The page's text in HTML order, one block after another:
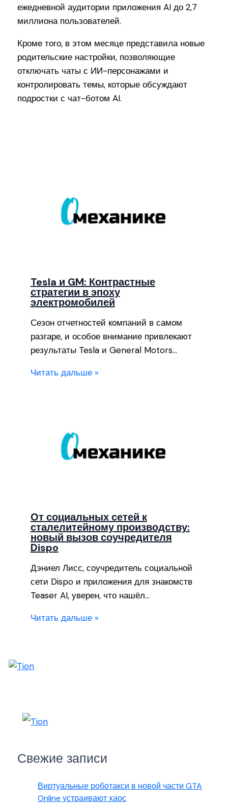
ежедневной аудитории приложения AI до 2,7
миллиона пользователей.
Кроме того, в этом месяце представила новые
родительские настройки, позволяющие
отключать чаты с ИИ-персонажами и
контролировать темы, которые обсуждают
подростки с чат-ботом AI.
Tesla и GM: Контрастные
стратегии в эпоху
электромобилей
Сезон отчетностей компаний в самом
разгаре, и особое внимание привлекают
результаты Tesla и General Motors…
Читать дальше »
От социальных сетей к
сталелитейному производству:
новый вызов соучредителя
Dispo
Дэниел Лисс, соучредитель социальной
сети Dispo и приложения для знакомств
Teaser AI, уверен, что нашёл…
Читать дальше »
Свежие записи
Виртуальные роботакси в новой части GTA
Online устраивают хаос